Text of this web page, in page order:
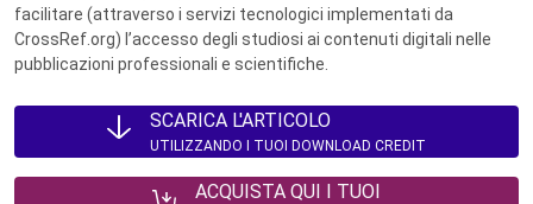
facilitare (attraverso i servizi tecnologici implementati da
CrossRef.org) l’accesso degli studiosi ai contenuti digitali nelle
pubblicazioni professionali e scientifiche.
SCARICA L'ARTICOLO
UTILIZZANDO I TUOI DOWNLOAD CREDIT
ACQUISTA QUI I TUOI